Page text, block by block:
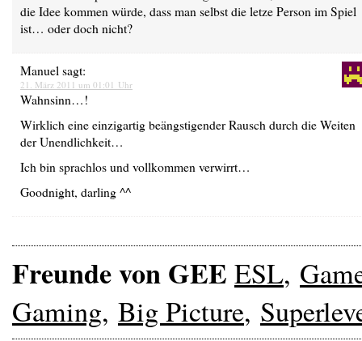
die Idee kommen würde, dass man selbst die letze Person im Spiel
ist… oder doch nicht?
Manuel sagt:
21. März 2011 um 01:01 Uhr
Wahnsinn…!
Wirklich eine einzigartig beängstigender Rausch durch die Weiten
der Unendlichkeit…
Ich bin sprachlos und vollkommen verwirrt…
Goodnight, darling ^^
Freunde von GEE ESL,
Gaming, Big Picture,